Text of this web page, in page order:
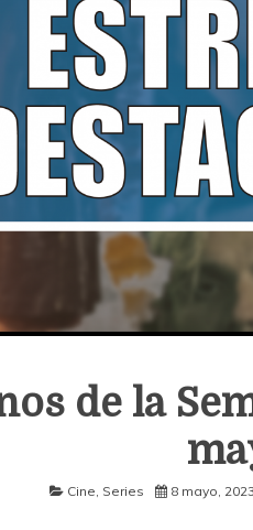
de la
Cine Series 8 mayo, 2023